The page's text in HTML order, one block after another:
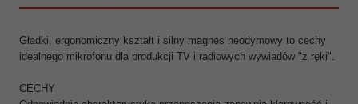
Gładki, ergonomiczny kształt i silny magnes neodymowy to cechy
idealnego mikrofonu dla produkcji TV i radiowych wywiadów "z ręki".
CECHY